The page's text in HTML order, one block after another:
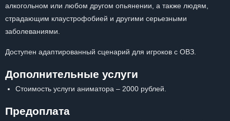
алкогольном или любом другом опьянении, а также людям,
страдающим клаустрофобией и другими серьезными
заболеваниями.
Доступен адаптированный сценарий для игроков с ОВЗ.
Дополнительные услуги
Стоимость услуги аниматора – 2000 рублей.
Предоплата